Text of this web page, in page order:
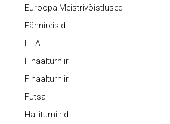
Euroopa Meistrivõistlused
Fännireisid
FIFA
Finaalturniir
Finaalturniir
Futsal
Halliturniirid